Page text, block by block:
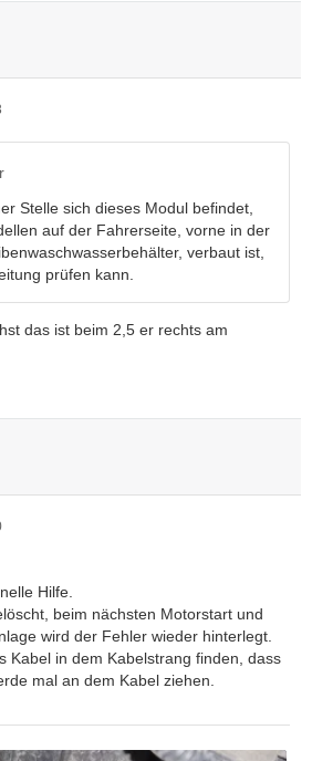
Stelle sich dieses Modul befindet,
auf der Fahrerseite, vorne in der
verbaut ist,
prüfen kann.
das ist beim 2,5 er rechts am
Hilfe.
beim nächsten Motorstart und
wird der Fehler wieder hinterlegt.
Kabel in dem Kabelstrang finden, dass
mal an dem Kabel ziehen.